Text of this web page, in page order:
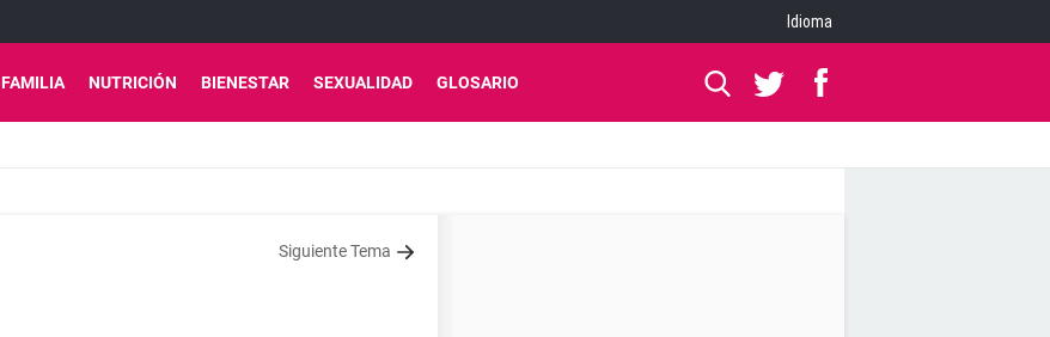
Idioma
FAMILIA NUTRICIÓN BIENESTAR SEXUALIDAD GLOSARIO
Siguiente Tema